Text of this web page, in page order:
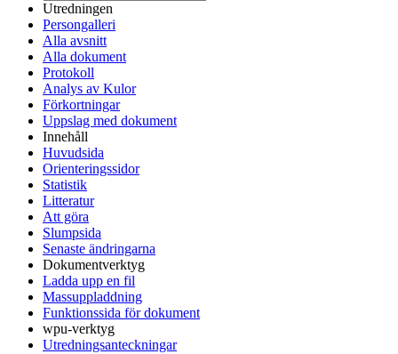
Utredningen
Persongalleri
Alla avsnitt
Alla dokument
Protokoll
Analys av Kulor
Förkortningar
Uppslag med dokument
Innehåll
Huvudsida
Orienteringssidor
Statistik
Litteratur
Att göra
Slumpsida
Senaste ändringarna
Dokumentverktyg
Ladda upp en fil
Massuppladdning
Funktionssida för dokument
wpu-verktyg
Utredningsanteckningar